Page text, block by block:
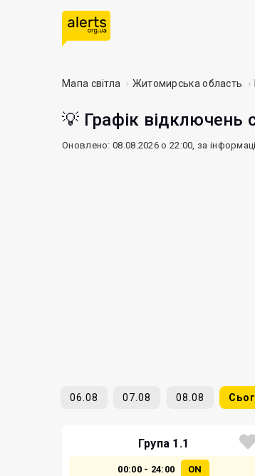
Мапа світла Житомирська область
💡 Графік відключень
Оновлено: 08.08.2026 о 22:00, за
06.08 07.08 08.08
Група 1.1
00:00 - 24:00 ON